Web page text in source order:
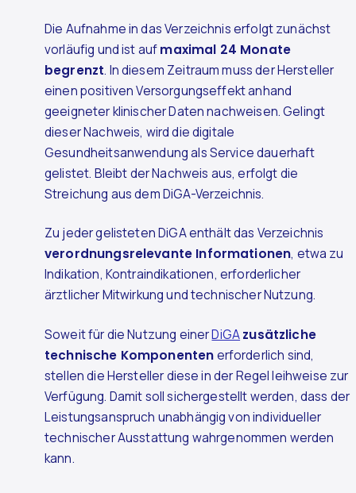
Die Aufnahme in das Verzeichnis erfolgt zunächst
vorläufig und ist aufmaximal 24 Monate
begrenzt. In diesem Zeitraum muss der Hersteller
einen positiven Versorgungseffekt anhand
geeigneter klinischer Daten nachweisen. Gelingt
dieser Nachweis, wird die digitale
Gesundheitsanwendung als Service dauerhaft
gelistet. Bleibt der Nachweis aus, erfolgt die
Streichung aus dem DiGA-Verzeichnis.
Zu jeder gelisteten DiGA enthält das Verzeichnis
verordnungsrelevante Informationen, etwa zu
Indikation, Kontraindikationen, erforderlicher
ärztlicher Mitwirkung und technischer Nutzung.
Soweit für die Nutzung einerDiGAzusätzliche
technische Komponentenerforderlich sind,
stellen die Hersteller diese in der Regel leihweise zur
Verfügung. Damit soll sichergestellt werden, dass der
Leistungsanspruch unabhängig von individueller
technischer Ausstattung wahrgenommen werden
kann.